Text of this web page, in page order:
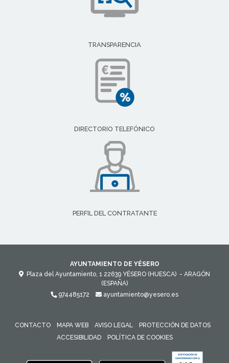
TRANSPARENCIA
DIRECTORIO TELEFÓNICO
PERFIL DEL CONTRATANTE
AYUNTAMIENTO DE YÉSERO
Plaza del Ayuntamiento, 1 22639 YÉSERO (HUESCA) - ARAGÓN
(ESPAÑA)
974485172
ayuntamiento@yesero.es
CONTACTO MAPA WEB AVISO LEGAL
PROTECCIÓN DE DATOS
ACCESIBILIDAD
POLÍTICA DE COOKIES